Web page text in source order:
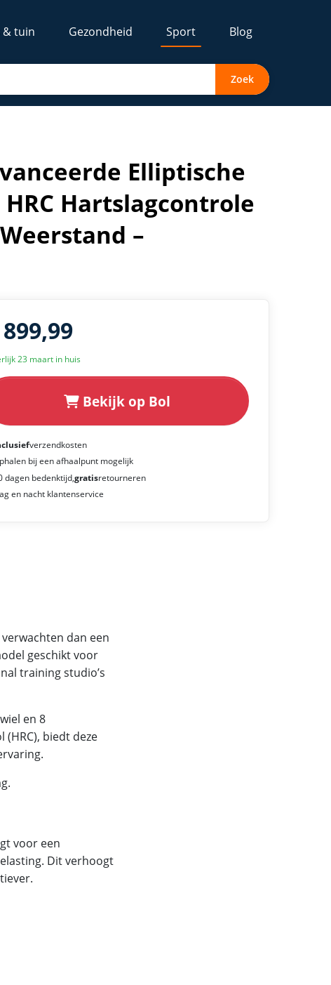
& tuin Gezondheid Sport Blog
Zoek
LED Display – Elektronische Weerstand – Professionele
Elliptische
Hartslagcontrole
–
23 maart in huis
Bekijk op Bol
verzendkosten
bij een afhaalpunt mogelijk
dagen bedenktijd,gratisretourneren
en nacht klantenservice
dan een
geschikt voor
training studio’s
en 8
biedt deze
voor een
Dit verhoogt